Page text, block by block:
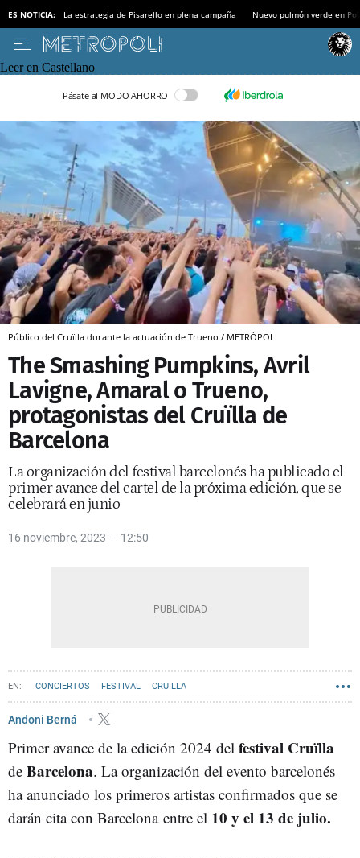
ES NOTICIA: La estrategia de Pisarello en plena campaña Nuevo pulmón verde en
Leer en Castellano
Pásate al MODO AHORRO
Público del Cruïlla durante la actuación de Trueno / METRÓPOLI
The Smashing Pumpkins, Avril
Lavigne, Amaral o Trueno,
protagonistas del Cruïlla de
Barcelona
La organización del festival barcelonés ha publicado el
primer avance del cartel de la próxima edición, que se
celebrará en junio
16 noviembre, 2023 12:50
CONCIERTOS FESTIVAL CRUILLA
Andoni Berná
Primer avance de la edición 2024 del festival Cruïlla
de Barcelona. La organización del evento barcelonés
ha anunciado los primeros artistas confirmados que se
darán cita con Barcelona entre el 10 y el 13 de julio.